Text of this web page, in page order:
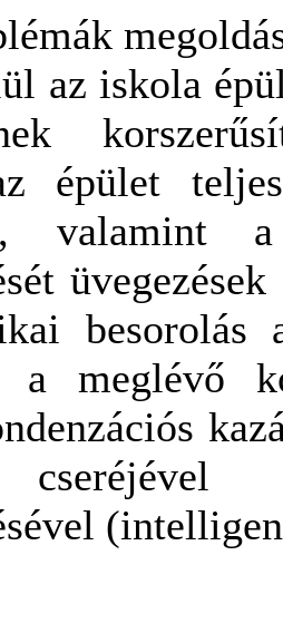
az iskola
épület
valamint
besorolás
a meglévő